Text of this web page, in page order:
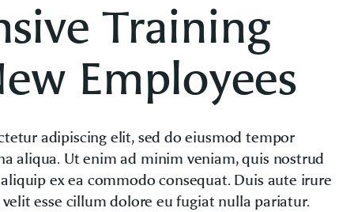
Training
Employees
adipiscing elit, sed do eiusmod tempor
aliqua. Ut enim ad minim veniam, quis nostrud
ex ea commodo consequat. Duis aute irure
esse cillum dolore eu fugiat nulla pariatur.